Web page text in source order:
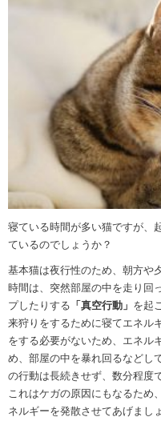
寝ている時間が多い猫ですが、
ているのでしょうか？
基本猫は夜行性のため、朝方や
時間は、突然部屋の中を走り回
プしたりする 「真空行動」 を起
来狩りをするために寝てエネル
をする必要がないため、エネル
め、部屋の中を暴れ回るなどし
の行動は長続きせず、数分程度
これはケガの原因にもなるため
ネルギーを発散させてあげまし